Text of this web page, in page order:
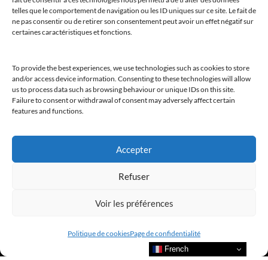
telles que le comportement de navigation ou les ID uniques sur ce site. Le fait de
ne pas consentir ou de retirer son consentement peut avoir un effet négatif sur
certaines caractéristiques et fonctions.
To provide the best experiences, we use technologies such as cookies to store
and/or access device information. Consenting to these technologies will allow
us to process data such as browsing behaviour or unique IDs on this site.
Failure to consent or withdrawal of consent may adversely affect certain
features and functions.
Accepter
Refuser
Voir les préférences
Politique de cookiesPage de confidentialité
@clubamilcar
LUXURY SELECTIONS BY CLUB AMILCAR
French